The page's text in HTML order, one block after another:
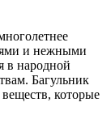
и нежными
в народной
Багульник
которые